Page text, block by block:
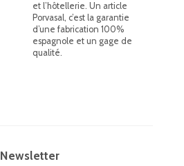
et l’hôtellerie. Un article
Porvasal, c’est la garantie
d’une fabrication 100%
espagnole et un gage de
qualité.
Newsletter